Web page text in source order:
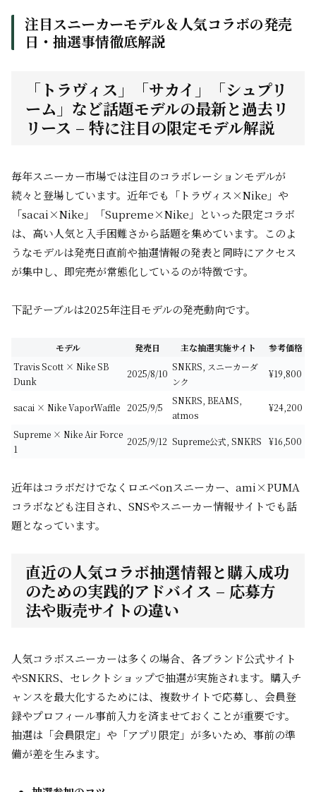
注目スニーカーモデル＆人気コラボの発売
日・抽選事情徹底解説
「トラヴィス」「サカイ」「シュプリ
ーム」など話題モデルの最新と過去リ
リース – 特に注目の限定モデル解説
毎年スニーカー市場では注目のコラボレーションモデルが
続々と登場しています。近年でも「トラヴィス×Nike」や
「sacai×Nike」「Supreme×Nike」といった限定コラボ
は、高い人気と入手困難さから話題を集めています。このよ
うなモデルは発売日直前や抽選情報の発表と同時にアクセス
が集中し、即完売が常態化しているのが特徴です。
下記テーブルは2025年注目モデルの発売動向です。
モデル 発売日 主な抽選実施サイト
参考価格
Travis Scott × Nike SB
Dunk
2025/8/10
SNKRS, スニーカーダ
ンク
¥19,800
sacai × Nike VaporWaffle 2025/9/5
SNKRS, BEAMS,
atmos
¥24,200
Supreme × Nike Air Force
1
2025/9/12 Supreme公式, SNKRS ¥16,500
近年はコラボだけでなくロエベonスニーカー、ami×PUMA
コラボなども注目され、SNSやスニーカー情報サイトでも話
題となっています。
直近の人気コラボ抽選情報と購入成功
のための実践的アドバイス – 応募方
法や販売サイトの違い
人気コラボスニーカーは多くの場合、各ブランド公式サイト
やSNKRS、セレクトショップで抽選が実施されます。購入チ
ャンスを最大化するためには、複数サイトで応募し、会員登
録やプロフィール事前入力を済ませておくことが重要です。
抽選は「会員限定」や「アプリ限定」が多いため、事前の準
備が差を生みます。